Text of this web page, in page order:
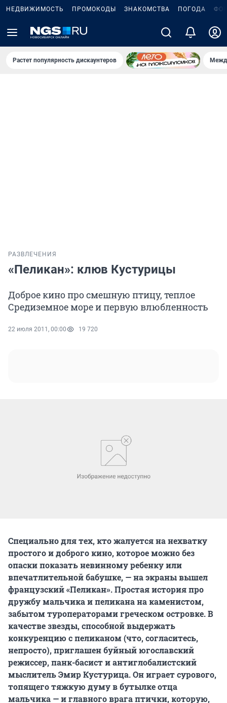
НЕДВИЖИМОСТЬ ПРОМОКОДЫ ЗНАКОМСТВА ПОГОДА
Растет популярность дискаунтеров
РАЗВЛЕЧЕНИЯ
«Пеликан»: клюв Кустурицы
Доброе кино про смешную птицу, теплое
Средиземное море и первую влюбленность
22 июля 2011, 00:00 19 720
Специально для тех, кто жалуется на нехватку
простого и доброго кино, которое можно без
опаски показать невинному ребенку или
впечатлительной бабушке, — на экраны вышел
французский «Пеликан». Простая история про
дружбу мальчика и пеликана на каменистом,
забытом туроператорами греческом островке. В
качестве звезды, способной выдержать
конкуренцию с пеликаном (что, согласитесь,
непросто), приглашен буйный югославский
режиссер, панк-басист и антиглобалистский
мыслитель Эмир Кустурица. Он играет сурового,
топящего тяжкую думу в бутылке отца
мальчика — и главного врага птички, которую,